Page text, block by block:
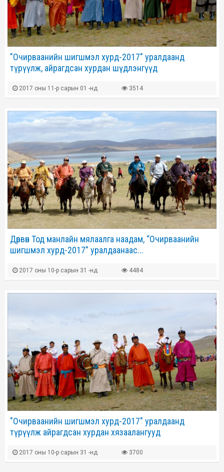
"Очирваанийн шигшмэл хурд-2017" уралдаанд
түрүүлж, айрагдсан хурдан шүдлэнгүүд
2017 оны 11-р сарын 01 -нд 3514
Дөрвөн Тод манлайн мялаалга наадам, “Очирваанийн
шигшмэл хурд-2017” уралдаанаас...
2017 оны 10-р сарын 31 -нд 4484
"Очирваанийн шигшмэл хурд-2017" уралдаанд
түрүүлж айрагдсан хурдан хязаалангууд
2017 оны 10-р сарын 31 -нд 3700